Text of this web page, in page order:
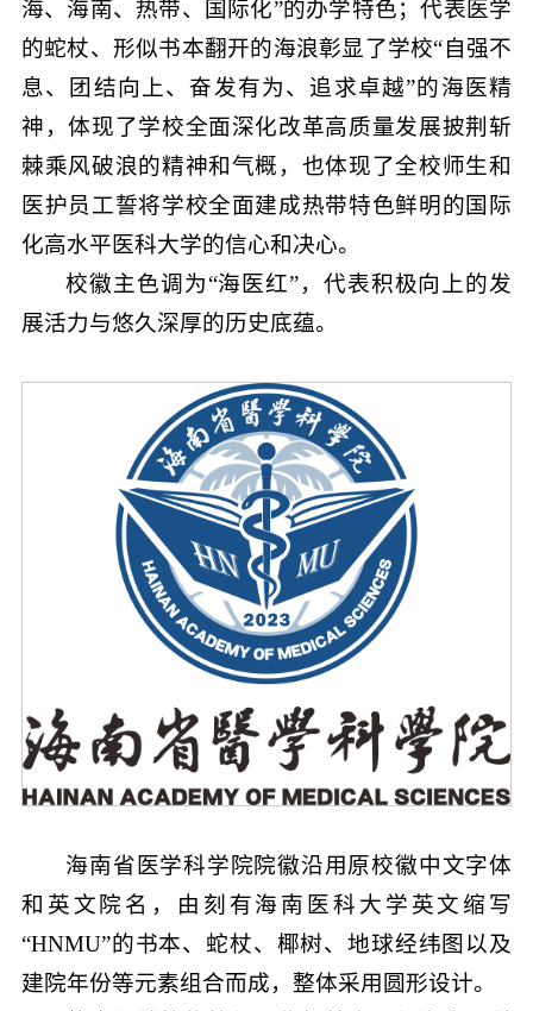
海、海南、热带、国际化”的办学特色；代表医学
的蛇杖、形似书本翻开的海浪彰显了学校“自强不
息、团结向上、奋发有为、追求卓越”的海医精
神，体现了学校全面深化改革高质量发展披荆斩
棘乘风破浪的精神和气概，也体现了全校师生和
医护员工誓将学校全面建成热带特色鲜明的国际
化高水平医科大学的信心和决心。
校徽主色调为“海医红”，代表积极向上的发
展活力与悠久深厚的历史底蕴。
海南省医学科学院院徽沿用原校徽中文字体
和英文院名，由刻有海南医科大学英文缩写
“HNMU”的书本、蛇杖、椰树、地球经纬图以及
建院年份等元素组合而成，整体采用圆形设计。